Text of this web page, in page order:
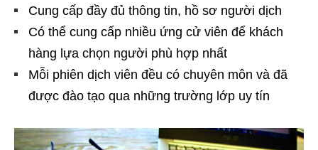
Cung cấp đầy đủ thông tin, hồ sơ người dịch
Có thể cung cấp nhiều ứng cử viên để khách
hàng lựa chọn người phù hợp nhất
Mỗi phiên dịch viên đều có chuyên môn và đã
được đào tạo qua những trường lớp uy tín